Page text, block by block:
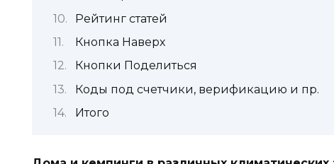
Рейтинг статей
Кнопка Наверх
Кнопки Поделиться
Коды под счетчики, верификацию и пр.
Итого